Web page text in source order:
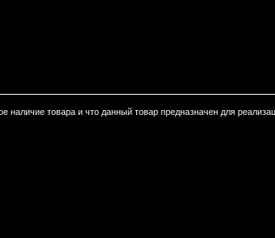
наличие товара и что данный товар предназначен для